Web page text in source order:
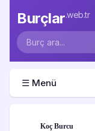
Burçlar.web.tr
☰ Menü
Koç Burcu